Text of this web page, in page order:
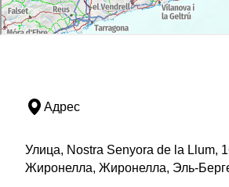
Адрес
Улица, Nostra Senyora de la Llum,
Жиронелла, Жиронелла, Эль-